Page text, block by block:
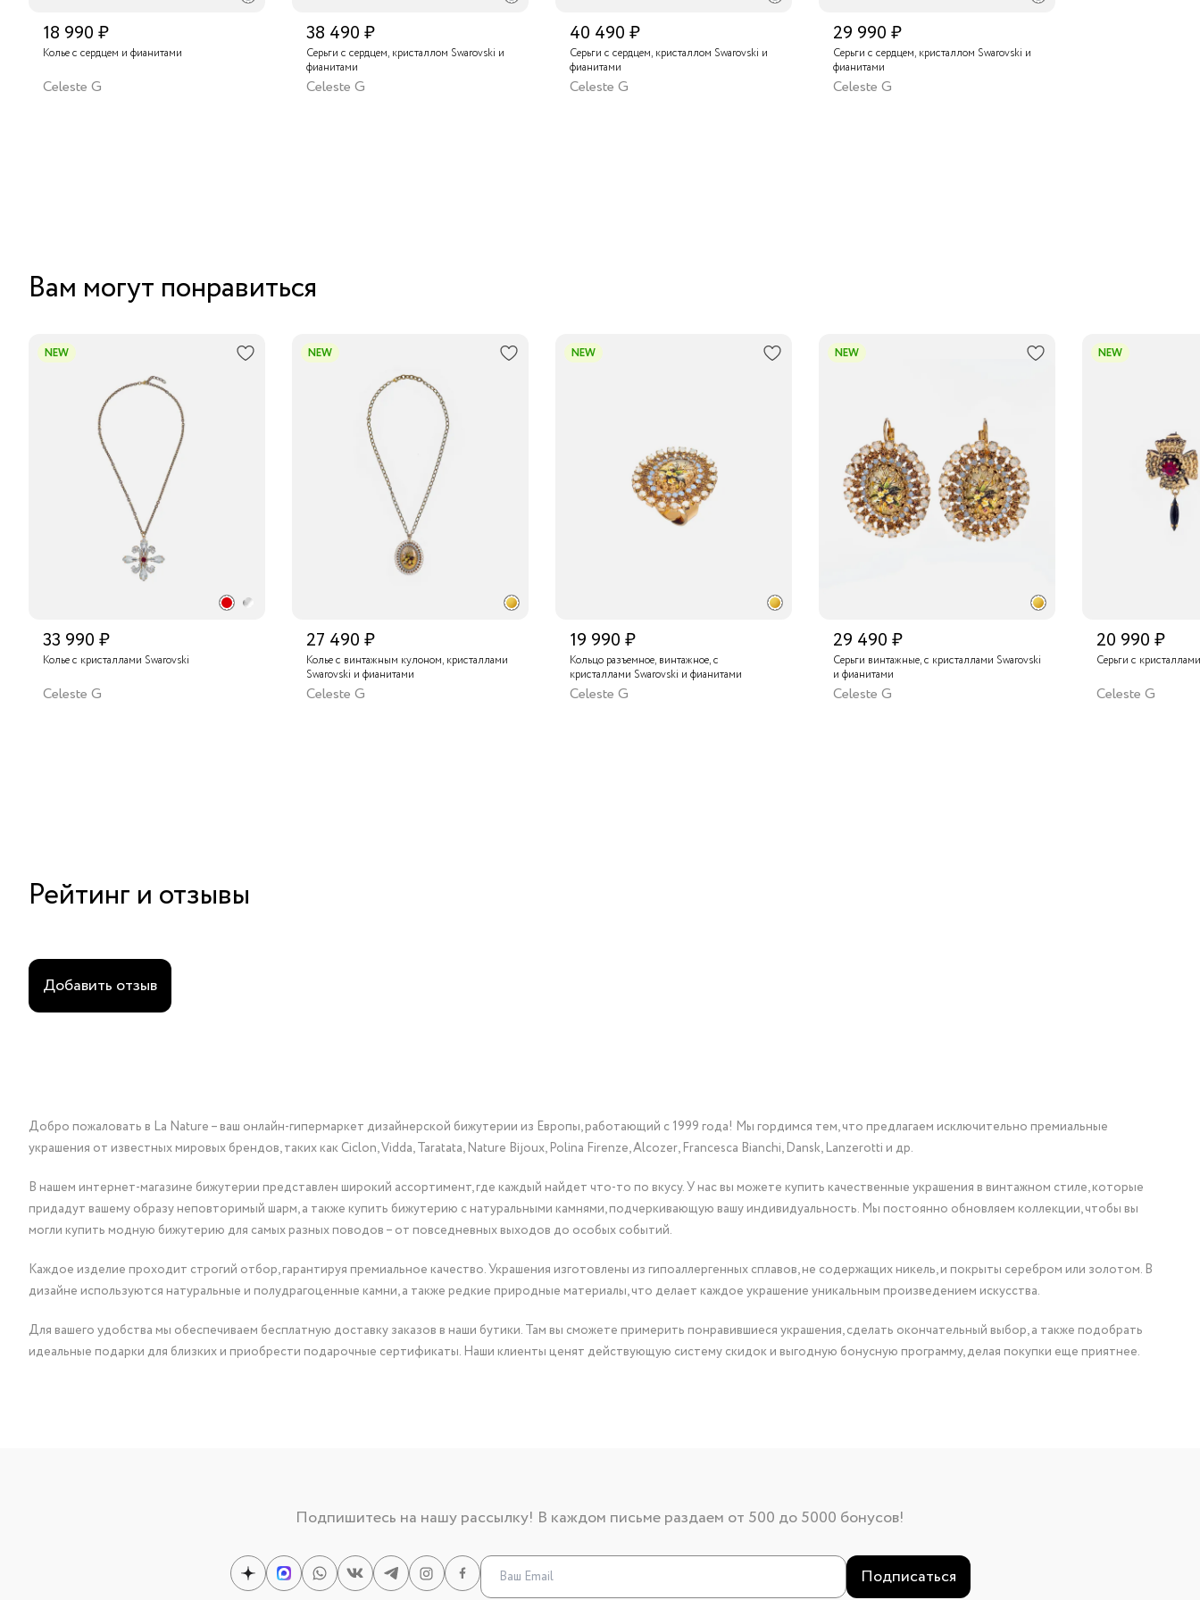
18 990 ₽
Колье с сердцем и фианитами
Celeste G
38 490 ₽
Серьги с сердцем, кристаллом Swarovski и
фианитами
Celeste G
40 490 ₽
Серьги с сердцем, кристаллом Swarovski и
фианитами
Celeste G
29 990 ₽
Серьги с сердцем, кристаллом Swarovski и
фианитами
Celeste G
Вам могут понравиться
NEW
33 990 ₽
Колье с кристаллами Swarovski
Celeste G
NEW
27 490 ₽
Колье с винтажным кулоном, кристаллами
Swarovski и фианитами
Celeste G
NEW
19 990 ₽
Кольцо разъемное, винтажное, с
кристаллами Swarovski и фианитами
Celeste G
NEW
29 490 ₽
Серьги винтажные, с кристаллами Swarovski
и фианитами
Celeste G
NEW
20 990 ₽
Серьги с
Celeste G
Рейтинг и отзывы
Добавить отзыв
Добро пожаловать в La Nature – ваш онлайн-гипермаркет дизайнерской бижутерии из Европы, работающий с 1999 года! Мы гордимся тем, что предлагаем исключительно премиальные
украшения от известных мировых брендов, таких как Ciclon, Vidda, Taratata, Nature Bijoux, Polina Firenze, Alcozer, Francesca Bianchi, Dansk, Lanzerotti и др.
В нашем интернет-магазине бижутерии представлен широкий ассортимент, где каждый найдет что-то по вкусу. У нас вы можете купить качественные украшения в винтажном стиле, которые
придадут вашему образу неповторимый шарм, а также купить бижутерию с натуральными камнями, подчеркивающую вашу индивидуальность. Мы постоянно обновляем коллекции, чтобы вы
могли купить модную бижутерию для самых разных поводов – от повседневных выходов до особых событий.
Каждое изделие проходит строгий отбор, гарантируя премиальное качество. Украшения изготовлены из гипоаллергенных сплавов, не содержащих никель, и покрыты серебром или золотом. В
дизайне используются натуральные и полудрагоценные камни, а также редкие природные материалы, что делает каждое украшение уникальным произведением искусства.
Для вашего удобства мы обеспечиваем бесплатную доставку заказов в наши бутики. Там вы сможете примерить понравившиеся украшения, сделать окончательный выбор, а также подобрать
идеальные подарки для близких и приобрести подарочные сертификаты. Наши клиенты ценят действующую систему скидок и выгодную бонусную программу, делая покупки еще приятнее.
Подпишитесь на нашу рассылку! В каждом письме раздаем от 500 до 5000 бонусов!
Подписаться